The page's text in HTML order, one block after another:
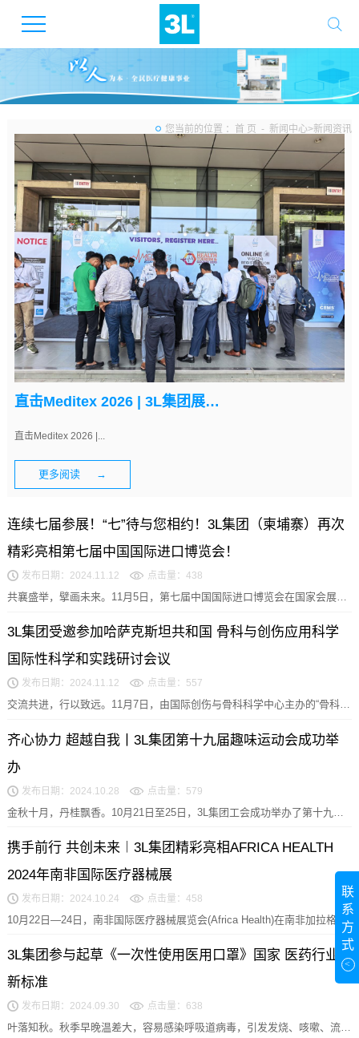
您当前的位置 ： 首 页 - 新闻中心>新闻资讯
直击Meditex 2026 | 3L集团展位人气高涨，高品质耗材获客商青睐
直击Meditex 2026 |...
更多阅读 →
连续七届参展！“七”待与您相约！3L集团（柬埔寨）再次
精彩亮相第七届中国国际进口博览会！
发布日期：2024.11.12 点击量：438
共襄盛举，擘画未来。11月5日，第七届中国国际进口博览会在国家会展中
3L集团受邀参加哈萨克斯坦共和国 骨科与创伤应用科学
国际性科学和实践研讨会议
发布日期：2024.11.12 点击量：557
交流共进，行以致远。11月7日，由国际创伤与骨科科学中心主办的“骨科与
齐心协力 超越自我丨3L集团第十九届趣味运动会成功举
办
发布日期：2024.10.28 点击量：579
金秋十月，丹桂飘香。10月21日至25日，3L集团工会成功举办了第十九届
携手前行 共创未来︱3L集团精彩亮相AFRICA HEALTH
2024年南非国际医疗器械展
发布日期：2024.10.24 点击量：458
10月22日—24日，南非国际医疗器械展览会(Africa Health)在南非加拉格尔
3L集团参与起草《一次性使用医用口罩》国家 医药行业
新标准
发布日期：2024.09.30 点击量：638
叶落知秋。秋季早晚温差大，容易感染呼吸道病毒，引发发烧、咳嗽、流
联
系
方
式
<